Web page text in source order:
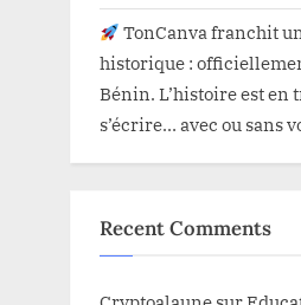
TonCanva franchit
historique :
Bénin. L’histoire est en
s’écrire… avec ou sans
Recent Comments